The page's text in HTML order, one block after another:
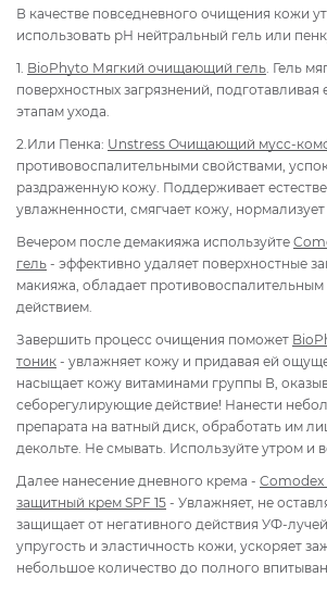
В качестве повседневного очищения кожи
использовать рН нейтральный гель или
1. BioPhyto Мягкий очищающий гель . Гель
поверхностных загрязнений,
этапам ухода.
2.Или Пенка: Unstress Очищающий мусс-
противовоспалительными свойствами,
раздраженную кожу. Поддерживает
увлажненности, смягчает кожу, нормализует
Вечером после демакияжа используйте
гель - эффективно удаляет поверхностные
макияжа, обладает
действием.
Завершить процесс очищения поможет
тоник - увлажняет кожу и придавая ей
насыщает кожу витаминами группы В,
себорегулирующие действие! Нанести
препарата на ватный диск, обработать им
декольте. Не смывать. Используйте утром и
Далее нанесение дневного крема -
защитный крем SPF 15 - Увлажняет, не
защищает от негативного действия УФ-
упругость и эластичность кожи, ускоряет
небольшое количество до полного